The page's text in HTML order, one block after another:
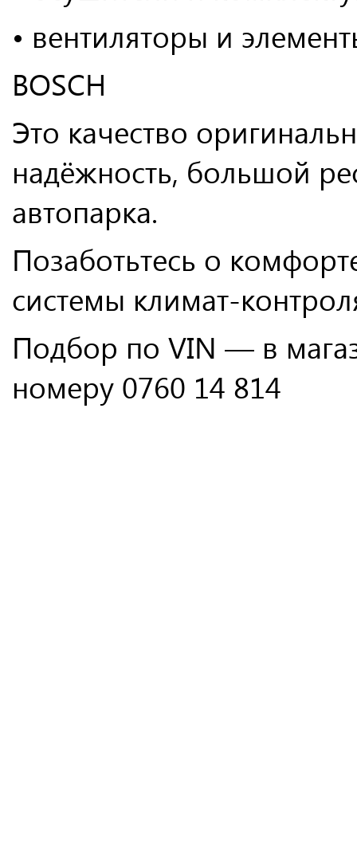
• вентиляторы и
BOSCH
Это качество
надёжность, большой
автопарка.
Позаботьтесь о
системы климат-
Подбор по VIN — в
номеру 0760 14 814